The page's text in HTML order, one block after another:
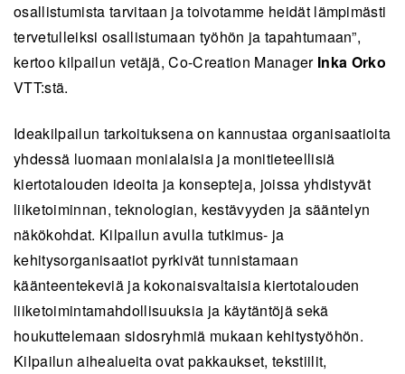
osallistumista tarvitaan ja toivotamme heidät lämpimästi
tervetulleiksi osallistumaan työhön ja tapahtumaan”,
kertoo kilpailun vetäjä, Co-Creation ManagerInka Orko
VTT:stä.
Ideakilpailun tarkoituksena on kannustaa organisaatioita
yhdessä luomaan monialaisia ja monitieteellisiä
kiertotalouden ideoita ja konsepteja, joissa yhdistyvät
liiketoiminnan, teknologian, kestävyyden ja sääntelyn
näkökohdat. Kilpailun avulla tutkimus- ja
kehitysorganisaatiot pyrkivät tunnistamaan
käänteentekeviä ja kokonaisvaltaisia kiertotalouden
liiketoimintamahdollisuuksia ja käytäntöjä sekä
houkuttelemaan sidosryhmiä mukaan kehitystyöhön.
Kilpailun aihealueita ovat pakkaukset, tekstiilit,